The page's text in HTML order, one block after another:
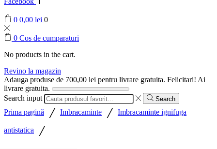
0 0,00 lei 0
0 Cos de cumparaturi
No products in the cart.
Revino la magazin
Adauga produse de 700,00 lei pentru livrare gratuita. Felicitari! Ai
livrare gratuita.
Search input
Search
Prima pagină / Imbracaminte / Imbracaminte ignifuga
antistatica /